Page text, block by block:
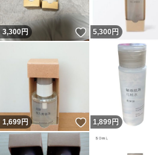
3,300円 いいね！
5,300 円
1,699円 いいね！
1,899円